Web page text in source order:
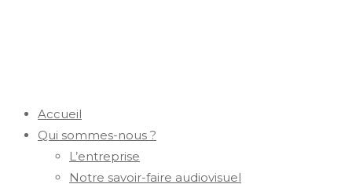
Accueil
Qui sommes-nous ?
L’entreprise
Notre savoir-faire audiovisuel